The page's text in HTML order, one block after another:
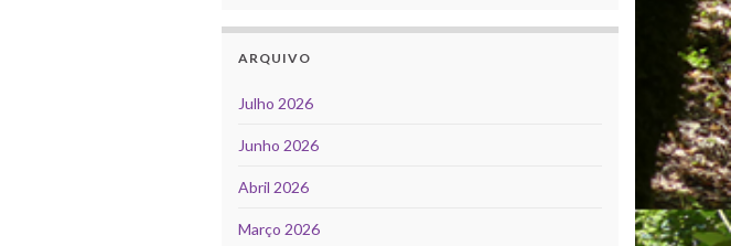
ARQUIVO
Julho 2026
Junho 2026
Abril 2026
Março 2026